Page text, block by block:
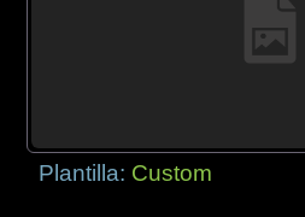
Plantilla: Custom